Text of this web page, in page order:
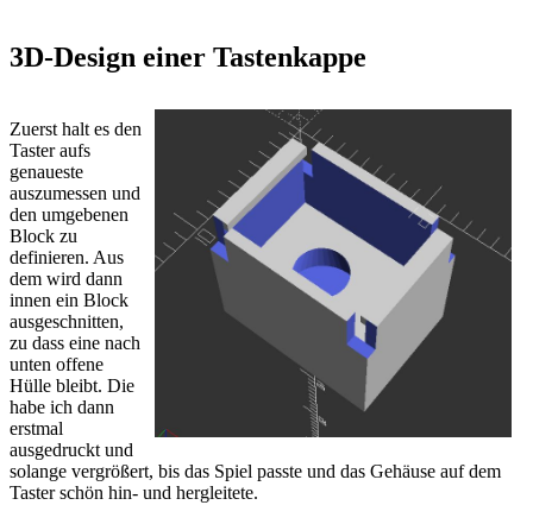
3D-Design einer Tastenkappe
Zuerst halt es den
Taster aufs
genaueste
auszumessen und
den umgebenen
Block zu
definieren. Aus
dem wird dann
innen ein Block
ausgeschnitten,
zu dass eine nach
unten offene
Hülle bleibt. Die
habe ich dann
erstmal
ausgedruckt und
solange vergrößert, bis das Spiel passte und das Gehäuse auf dem
Taster schön hin- und hergleitete.